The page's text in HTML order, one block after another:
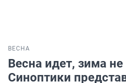
ВЕСНА
Весна идет, зима не
Синоптики